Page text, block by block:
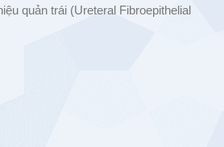
quản trái (Ureteral Fibroepithelial